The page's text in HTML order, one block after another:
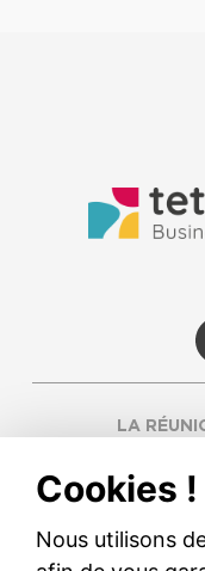
LA
Cookies !
Nous utilisons